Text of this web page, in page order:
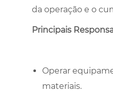
da operação e o
Principais
Operar
materiais.